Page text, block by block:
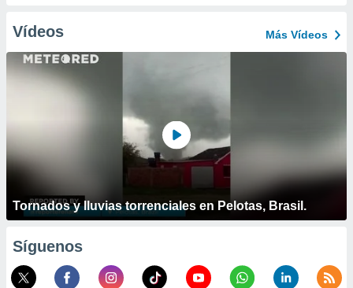
Vídeos Más Vídeos
Tornados y lluvias torrenciales en Pelotas, Brasil.
Síguenos